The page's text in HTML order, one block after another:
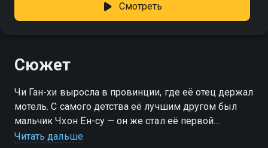
Смотреть
Сюжет
Чи Ган-хи выросла в провинции, где её отец держал
мотель. С самого детства её лучшим другом был
мальчик Чхон Ён-су — он же стал её первой
любовью. В 20 лет она уехала в Сеул, где сделала
Читать дальше